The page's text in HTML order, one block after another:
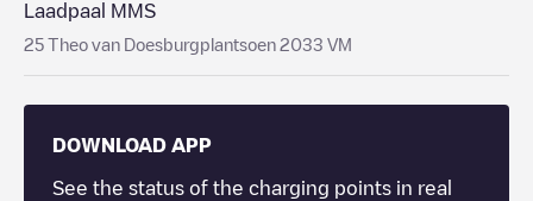
Laadpaal MMS
25 Theo van Doesburgplantsoen 2033 VM
DOWNLOAD APP
See the status of the charging points in real